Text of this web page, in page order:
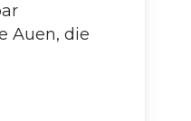
Auen, die